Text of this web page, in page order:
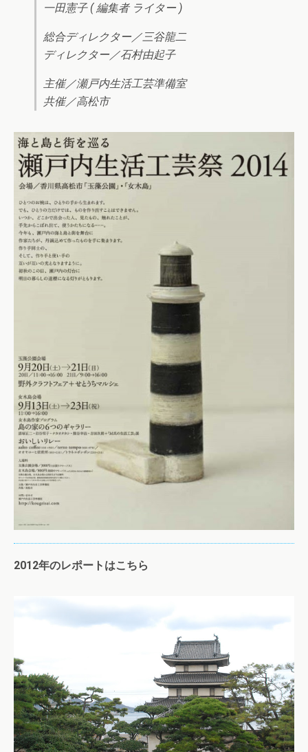
一田憲子 ( 編集者 ライター )
総合ディレクター／三谷龍二
ディレクター／石村由起子
主催／瀬戸内生活工芸準備室
共催／高松市
2012年のレポートはこちら